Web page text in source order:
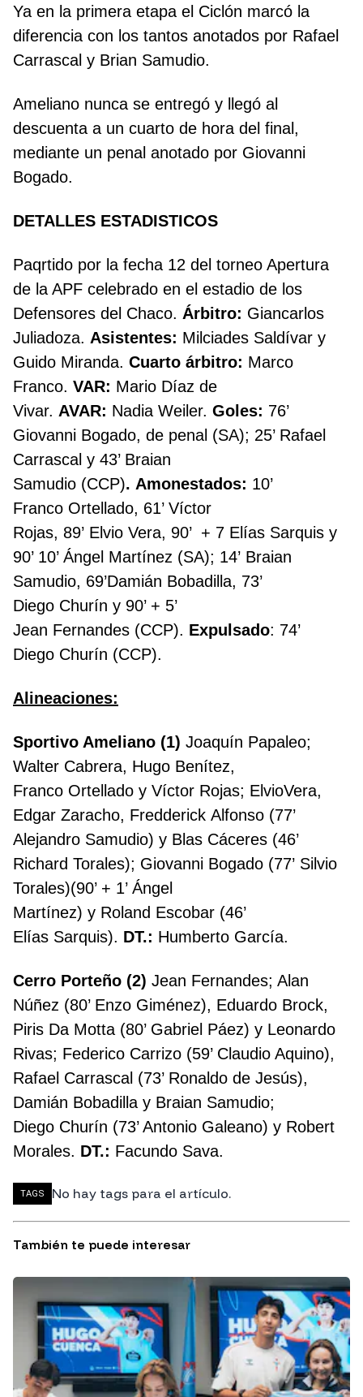
Ya en la primera etapa el Ciclón marcó la
diferencia con los tantos anotados por Rafael
Carrascal y Brian Samudio.
Ameliano nunca se entregó y llegó al
descuenta a un cuarto de hora del final,
mediante un penal anotado por Giovanni
Bogado.
DETALLES ESTADISTICOS
Paqrtido por la fecha 12 del torneo Apertura
de la APF celebrado en el estadio de los
Defensores del Chaco. Árbitro: Giancarlos
Juliadoza. Asistentes: Milciades Saldívar y
Guido Miranda. Cuarto árbitro: Marco
Franco. VAR: Mario Díaz de
Vivar. AVAR: Nadia Weiler. Goles: 76’
Giovanni Bogado, de penal (SA); 25’ Rafael
Carrascal y 43’ Braian
Samudio (CCP). Amonestados: 10’
Franco Ortellado, 61’ Víctor
Rojas, 89’ Elvio Vera, 90’ + 7 Elías Sarquis y
90’ 10’ Ángel Martínez (SA); 14’ Braian
Samudio, 69’Damián Bobadilla, 73’
Diego Churín y 90’ + 5’
Jean Fernandes (CCP). Expulsado: 74’
Diego Churín (CCP).
Alineaciones:
Sportivo Ameliano (1) Joaquín Papaleo;
Walter Cabrera, Hugo Benítez,
Franco Ortellado y Víctor Rojas; ElvioVera,
Edgar Zaracho, Fredderick Alfonso (77’
Alejandro Samudio) y Blas Cáceres (46’
Richard Torales); Giovanni Bogado (77’ Silvio
Torales)(90’ + 1’ Ángel
Martínez) y Roland Escobar (46’
Elías Sarquis). DT.: Humberto García.
Cerro Porteño (2) Jean Fernandes; Alan
Núñez (80’ Enzo Giménez), Eduardo Brock,
Piris Da Motta (80’ Gabriel Páez) y Leonardo
Rivas; Federico Carrizo (59’ Claudio Aquino),
Rafael Carrascal (73’ Ronaldo de Jesús),
Damián Bobadilla y Braian Samudio;
Diego Churín (73’ Antonio Galeano) y Robert
Morales. DT.: Facundo Sava.
TAGS No hay tags para el artículo.
También te puede interesar